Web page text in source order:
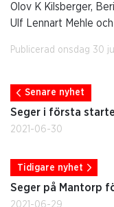
Olov K Kilsberger,
Ulf Lennart Mehle
Publicerad onsdag 30
Senare nyhet
Seger i första
2021-06-30
Tidigare nyhet
Seger på Mantorp
2021-06-29